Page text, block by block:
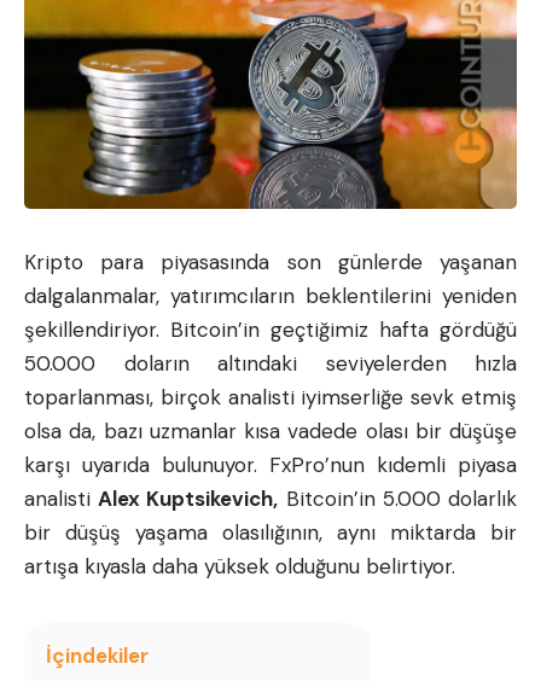
Kripto para piyasasında son günlerde yaşanan
dalgalanmalar, yatırımcıların beklentilerini yeniden
şekillendiriyor. Bitcoin’in geçtiğimiz hafta gördüğü
50.000 doların altındaki seviyelerden hızla
toparlanması, birçok analisti iyimserliğe sevk etmiş
olsa da, bazı uzmanlar kısa vadede olası bir düşüşe
karşı uyarıda bulunuyor. FxPro’nun kıdemli piyasa
analistiAlex Kuptsikevich, Bitcoin’in 5.000 dolarlık
bir düşüş yaşama olasılığının, aynı miktarda bir
artışa kıyasla daha yüksek olduğunu belirtiyor.
İçindekiler